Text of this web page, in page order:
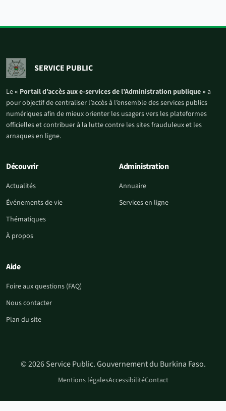
SERVICE PUBLIC
Le« Portail d’accès aux e-services de l’Administration publique » a
pour objectif de centraliser l’accès à l’ensemble des services publics
numériques afin de mieux orienter les usagers vers les plateformes
officielles et contribuer à la lutte contre les sites frauduleux et les
arnaques en ligne.
Découvrir
Actualités
Événements de vie
Thématiques
À propos
Administration
Annuaire
Services en ligne
Aide
Foire aux questions (FAQ)
Nous contacter
Plan du site
© 2026 Service Public. Gouvernement du Burkina Faso.
Mentions légalesAccessibilitéContact